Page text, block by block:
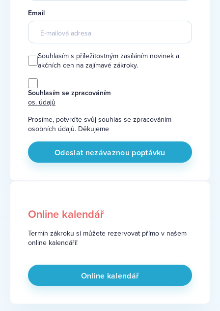
Email
Souhlasím s příležitostným zasíláním novinek a
akčních cen na zajímavé zákroky.
Souhlasím se zpracováním
os. údajů
Prosíme, potvrďte svůj souhlas se zpracováním
osobních údajů. Děkujeme
Online kalendář
Termín zákroku si můžete rezervovat přímo v našem
online kalendáři!
Online kalendář